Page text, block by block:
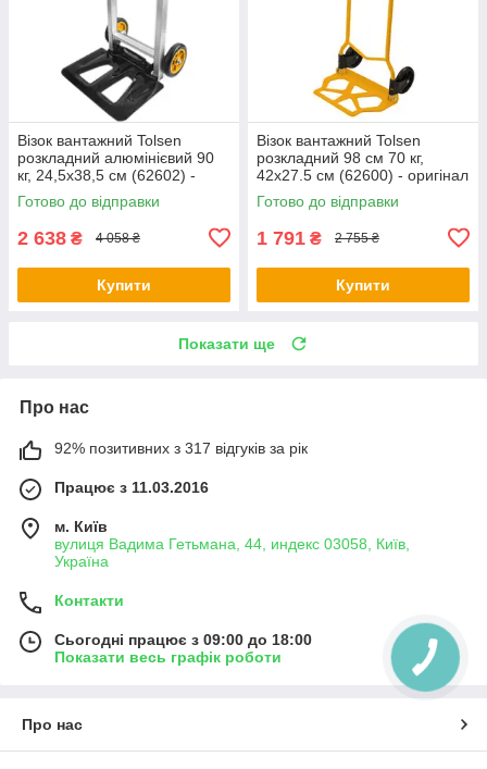
Візок вантажний Tolsen
розкладний алюмінієвий 90
кг, 24,5х38,5 см (62602) -
оригінал
Готово до відправки
2 638 ₴ 4 058 ₴
Купити
Візок вантажний Tolsen
розкладний 98 см 70 кг,
42х27.5 см (62600) - оригінал
Готово до відправки
1 791 ₴ 2 755 ₴
Купити
Показати ще
Про нас
92% позитивних з 317 відгуків за рік
Працює з 11.03.2016
м. Київ
вулиця Вадима Гетьмана, 44, индекс 03058, Київ,
Україна
Контакти
Сьогодні працює з 09:00 до 18:00
Показати весь графік роботи
Про нас